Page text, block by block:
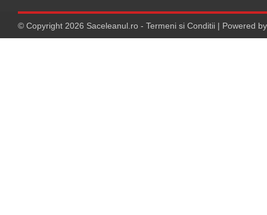
© Copyright 2026 Saceleanul.ro - Termeni si Conditii | Powered